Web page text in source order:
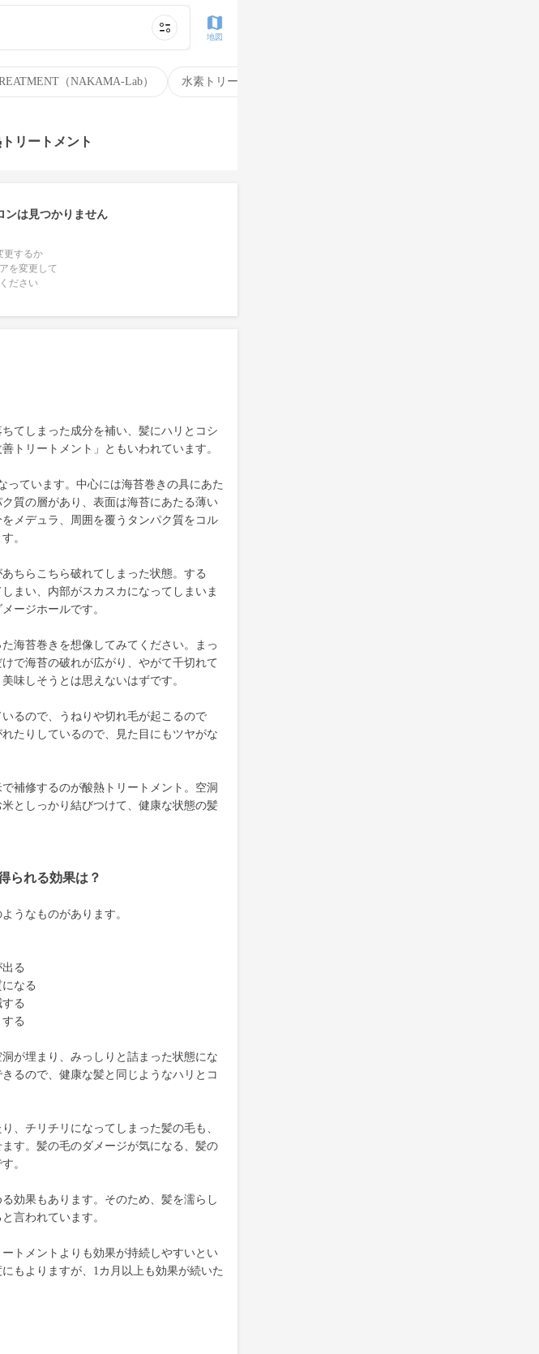
（NAKAMA-Lab） 水素トリートメント
地図
リートメント
ンは見つかりません
更するか
を変更して
ださい
てしまった成分を補い、髪にハリとコシ
トリートメント」ともいわれています。
っています。中心には海苔巻きの具にあた
質の層があり、表面は海苔にあたる薄い
メデュラ、周囲を覆うタンパク質をコル
。
ちらこちら破れてしまった状態。する
まい、内部がスカスカになってしまいま
ージホールです。
海苔巻きを想像してみてください。まっ
で海苔の破れが広がり、やがて千切れて
味しそうとは思えないはずです。
るので、うねりや切れ毛が起こるので
たりしているので、見た目にもツヤがな
補修するのが酸熱トリートメント。空洞
としっかり結びつけて、健康な状態の髪
られる効果は？
うなものがあります。
る
なる
る
る
が埋まり、みっしりと詰まった状態にな
るので、健康な髪と同じようなハリとコ
、チリチリになってしまった髪の毛も、
す。髪の毛のダメージが気になる、髪の
。
効果もあります。そのため、髪を濡らし
言われています。
トメントよりも効果が持続しやすいとい
もよりますが、1カ月以上も効果が続いた